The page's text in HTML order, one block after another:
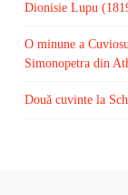
Dionisie Lupu
O minune a
Simonopetra din
Două cuvinte la